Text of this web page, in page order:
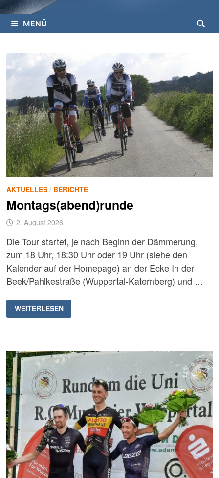
MENÜ
AKTUELLES/ BERICHTE
Montags(abend)runde
2. August 2026
Die Tour startet, je nach Beginn der Dämmerung,
zum 18 Uhr, 18:30 Uhr oder 19 Uhr (siehe den
Kalender auf der Homepage) an der Ecke In der
Beek/Pahlkestraße (Wuppertal-Katernberg) und …
MONTAGS(ABEND)RUNDE
WEITERLESEN